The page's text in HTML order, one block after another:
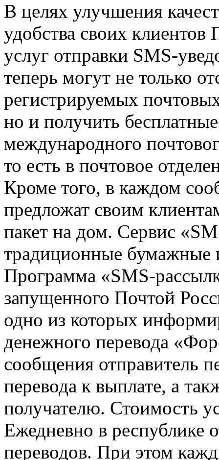
В целях улучшения
удобства своих
услуг отправки SMS-
теперь могут не только
регистрируемых
но и получить
международного
то есть в почтовое
Кроме того, в каждом
предложат своим
пакет на дом. Сервис
традиционные бумажные
Программа «SMS-
запущенного Почтой
одно из которых
денежного перевода
сообщения отправитель
перевода к выплате, а
получателю. Стоимость
Ежедневно в республике
переводов. При этом